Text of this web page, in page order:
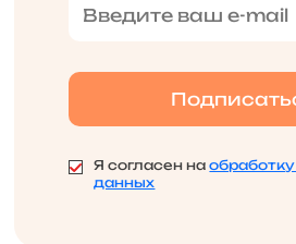
Я согласен на
данных